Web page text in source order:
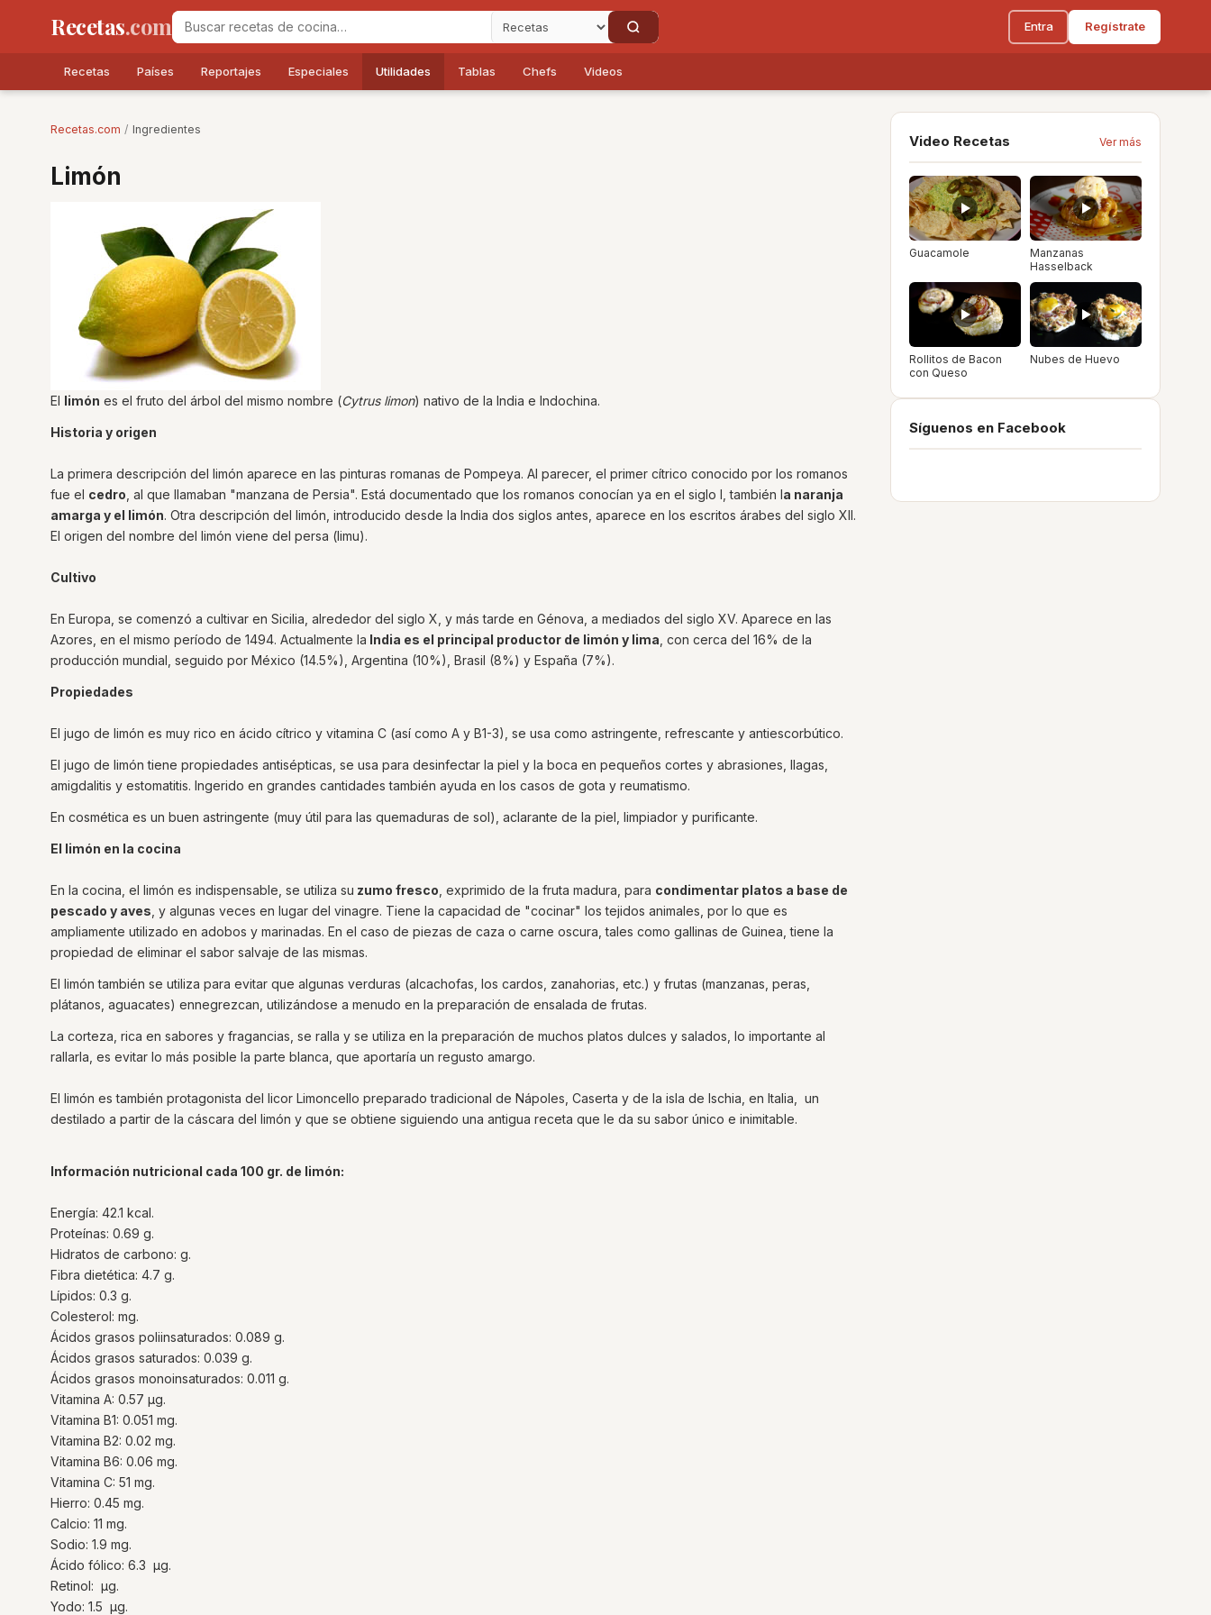
Recetas.com Entra Regístrate
Recetas Países Reportajes Especiales Utilidades Tablas Chefs Videos
Recetas.com / Ingredientes
Limón
El limón es el fruto del árbol del mismo nombre (Cytrus limon) nativo de la India e Indochina.
Historia y origen
La primera descripción del limón aparece en las pinturas romanas de Pompeya. Al parecer, el primer cítrico conocido por los romanos
fue el cedro , al que llamaban "manzana de Persia". Está documentado que los romanos conocían ya en el siglo I, también la naranja
amarga y el limón. Otra descripción del limón, introducido desde la India dos siglos antes, aparece en los escritos árabes del siglo XII.
El origen del nombre del limón viene del persa (limu).
Cultivo
En Europa, se comenzó a cultivar en Sicilia, alrededor del siglo X, y más tarde en Génova, a mediados del siglo XV. Aparece en las
Azores, en el mismo período de 1494. Actualmente la India es el principal productor de limón y lima , con cerca del 16% de la
producción mundial, seguido por México (14.5%), Argentina (10%), Brasil (8%) y España (7%).
Propiedades
El jugo de limón es muy rico en ácido cítrico y vitamina C (así como A y B1-3), se usa como astringente, refrescante y antiescorbútico.
El jugo de limón tiene propiedades antisépticas, se usa para desinfectar la piel y la boca en pequeños cortes y abrasiones, llagas,
amigdalitis y estomatitis. Ingerido en grandes cantidades también ayuda en los casos de gota y reumatismo.
En cosmética es un buen astringente (muy útil para las quemaduras de sol), aclarante de la piel, limpiador y purificante.
El limón en la cocina
En la cocina, el limón es indispensable, se utiliza su zumo fresco , exprimido de la fruta madura, para condimentar platos a base de
pescado y aves , y algunas veces en lugar del vinagre. Tiene la capacidad de "cocinar" los tejidos animales, por lo que es
ampliamente utilizado en adobos y marinadas. En el caso de piezas de caza o carne oscura, tales como gallinas de Guinea, tiene la
propiedad de eliminar el sabor salvaje de las mismas.
El limón también se utiliza para evitar que algunas verduras (alcachofas, los cardos, zanahorias, etc.) y frutas (manzanas, peras,
plátanos, aguacates) ennegrezcan, utilizándose a menudo en la preparación de ensalada de frutas.
La corteza, rica en sabores y fragancias, se ralla y se utiliza en la preparación de muchos platos dulces y salados, lo importante al
rallarla, es evitar lo más posible la parte blanca, que aportaría un regusto amargo.
El limón es también protagonista del licor Limoncello preparado tradicional de Nápoles, Caserta y de la isla de Ischia, en Italia, un
destilado a partir de la cáscara del limón y que se obtiene siguiendo una antigua receta que le da su sabor único e inimitable.
Información nutricional cada 100 gr. de limón:
Energía: 42.1 kcal.
Proteínas: 0.69 g.
Hidratos de carbono: g.
Fibra dietética: 4.7 g.
Lípidos: 0.3 g.
Colesterol: mg.
Ácidos grasos poliinsaturados: 0.089 g.
Ácidos grasos saturados: 0.039 g.
Ácidos grasos monoinsaturados: 0.011 g.
Vitamina A: 0.57 µg.
Vitamina B1: 0.051 mg.
Vitamina B2: 0.02 mg.
Vitamina B6: 0.06 mg.
Vitamina C: 51 mg.
Hierro: 0.45 mg.
Calcio: 11 mg.
Sodio: 1.9 mg.
Ácido fólico: 6.3 µg.
Retinol: µg.
Yodo: 1.5 µg.
Video Recetas Ver más
Guacamole
Manzanas
Hasselback
Rollitos de Bacon
con Queso
Nubes de Huevo
Síguenos en Facebook